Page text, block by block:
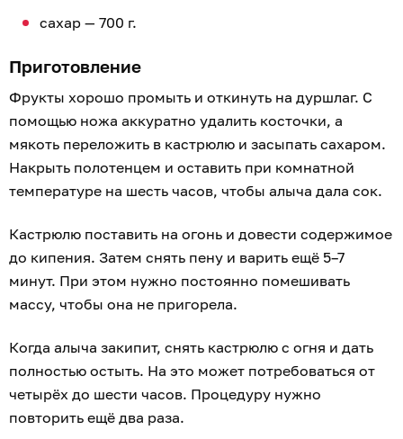
сахар — 700 г.
Приготовление
Фрукты хорошо промыть и откинуть на дуршлаг. С
помощью ножа аккуратно удалить косточки, а
мякоть переложить в кастрюлю и засыпать сахаром.
Накрыть полотенцем и оставить при комнатной
температуре на шесть часов, чтобы алыча дала сок.
Кастрюлю поставить на огонь и довести содержимое
до кипения. Затем снять пену и варить ещё 5–7
минут. При этом нужно постоянно помешивать
массу, чтобы она не пригорела.
Когда алыча закипит, снять кастрюлю с огня и дать
полностью остыть. На это может потребоваться от
четырёх до шести часов. Процедуру нужно
повторить ещё два раза.